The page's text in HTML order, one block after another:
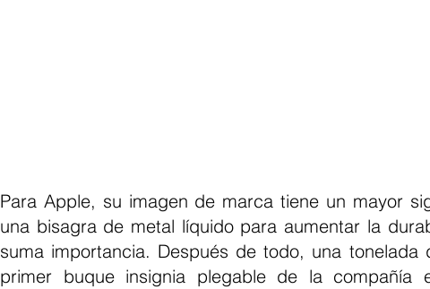
Para Apple, su imagen de marca tiene un mayor
una bisagra de metal líquido para aumentar la
suma importancia. Después de todo, una tonelada
primer buque insignia plegable de la compañía